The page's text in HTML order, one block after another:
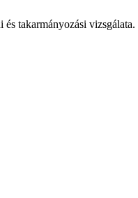
takarmányozási vizsgálata.